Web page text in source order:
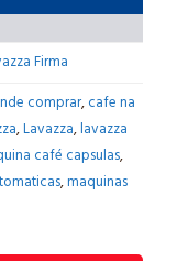
Firma
comprar,cafe na
,Lavazza,lavazza
café capsulas,
,maquinas